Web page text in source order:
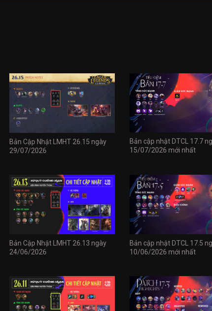
Bản Cập Nhật LMHT 26.15 ngày
29/07/2026
Bản cập nhật DTCL 17.7
15/07/2026 mới nhất
Bản Cập Nhật LMHT 26.13 ngày
24/06/2026
Bản cập nhật DTCL 17.5
10/06/2026 mới nhất